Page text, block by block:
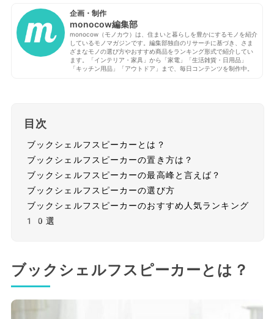
企画・制作
monocow編集部
monocow（モノカウ）は、住まいと暮らしを豊かにするモノを紹介
しているモノマガジンです。編集部独自のリサーチに基づき、さま
ざまなモノの選び方やおすすめ商品をランキング形式で紹介してい
ます。「インテリア・家具」から「家電」「生活雑貨・日用品」
「キッチン用品」「アウトドア」まで、毎日コンテンツを制作中。
目次
ブックシェルフスピーカーとは？
ブックシェルフスピーカーの置き方は？
ブックシェルフスピーカーの最高峰と言えば？
ブックシェルフスピーカーの選び方
ブックシェルフスピーカーのおすすめ人気ランキング
10選
ブックシェルフスピーカーとは？